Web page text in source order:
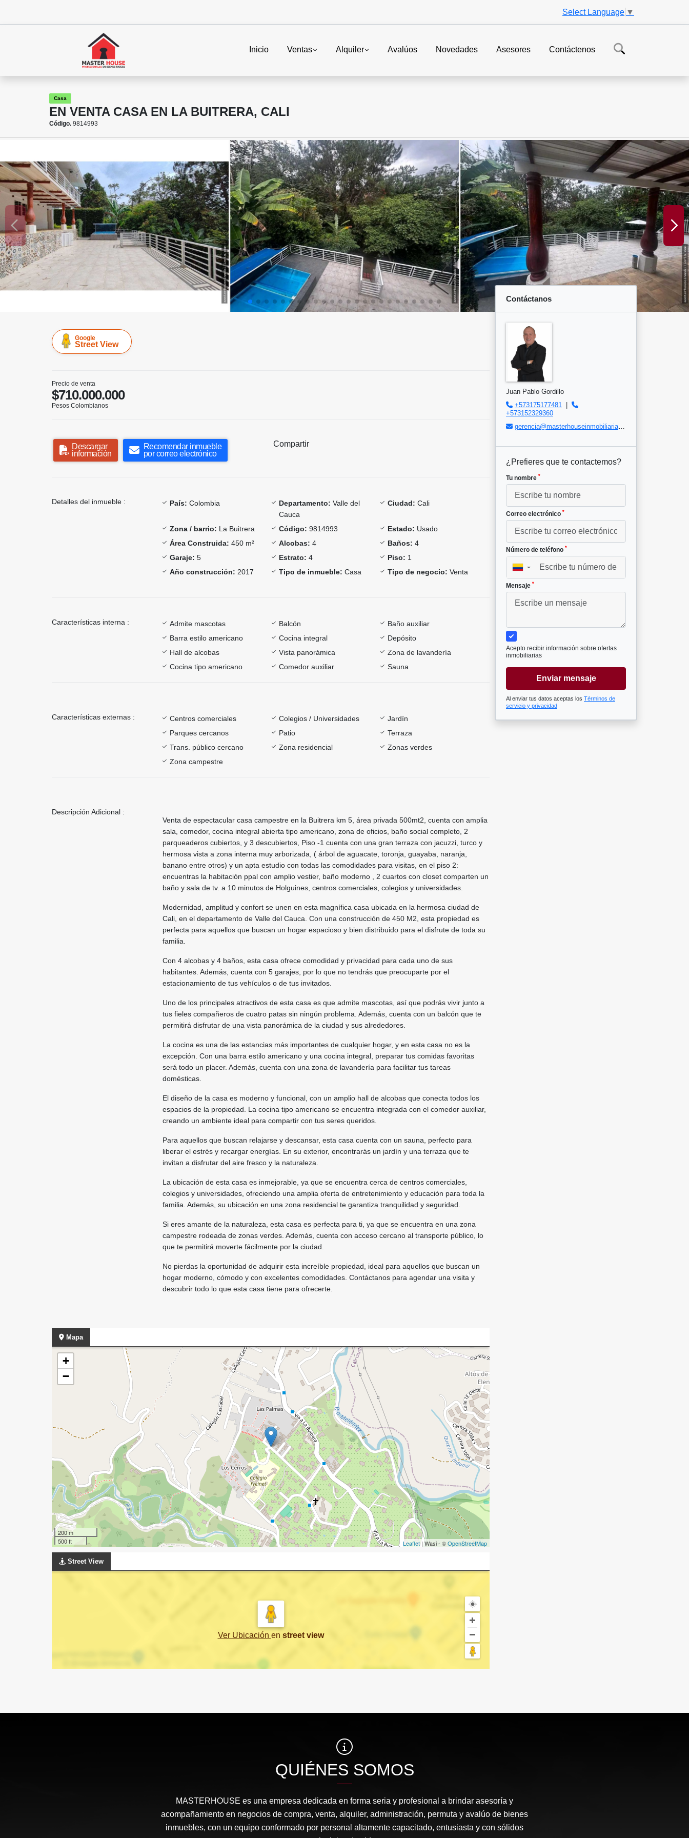
Select Language ▼
Inicio Ventas Alquiler Avalúos Novedades Asesores Contáctenos
Casa
EN VENTA CASA EN LA BUITRERA, CALI
Código. 9814993
Google
Street View
Precio de venta
$710.000.000
Pesos Colombianos
Descargar
información
Recomendar inmueble
por correo electrónico
Compartir
Detalles del inmueble : País: Colombia Departamento: Valle del
Cauca
Ciudad: Cali
Zona / barrio: La Buitrera Código: 9814993 Estado: Usado
Área Construida: 450 m² Alcobas: 4 Baños: 4
Garaje: 5 Estrato: 4 Piso: 1
Año construcción: 2017 Tipo de inmueble: Casa Tipo de negocio: Venta
Características interna : Admite mascotas Balcón
Baño auxiliar
Barra estilo americano
Cocina integral
Depósito
Hall de alcobas
Vista panorámica
Zona de lavandería
Cocina tipo americano
Comedor auxiliar Sauna
Características externas : Centros comerciales Colegios / Universidades
Jardín
Parques cercanos
Patio
Terraza
Trans. público cercano
Zona residencial
Zonas verdes
Zona campestre
Descripción Adicional :
Venta de espectacular casa campestre en la Buitrera km 5, área privada 500mt2, cuenta con amplia
sala, comedor, cocina integral abierta tipo americano, zona de oficios, baño social completo, 2
parqueaderos cubiertos, y 3 descubiertos, Piso -1 cuenta con una gran terraza con jacuzzi, turco y
hermosa vista a zona interna muy arborizada, ( árbol de aguacate, toronja, guayaba, naranja,
banano entre otros) y un apta estudio con todas las comodidades para visitas, en el piso 2:
encuentras la habitación ppal con amplio vestier, baño moderno , 2 cuartos con closet comparten un
baño y sala de tv. a 10 minutos de Holguines, centros comerciales, colegios y universidades.
Modernidad, amplitud y confort se unen en esta magnífica casa ubicada en la hermosa ciudad de
Cali, en el departamento de Valle del Cauca. Con una construcción de 450 M2, esta propiedad es
perfecta para aquellos que buscan un hogar espacioso y bien distribuido para el disfrute de toda su
familia.
Con 4 alcobas y 4 baños, esta casa ofrece comodidad y privacidad para cada uno de sus
habitantes. Además, cuenta con 5 garajes, por lo que no tendrás que preocuparte por el
estacionamiento de tus vehículos o de tus invitados.
Uno de los principales atractivos de esta casa es que admite mascotas, así que podrás vivir junto a
tus fieles compañeros de cuatro patas sin ningún problema. Además, cuenta con un balcón que te
permitirá disfrutar de una vista panorámica de la ciudad y sus alrededores.
La cocina es una de las estancias más importantes de cualquier hogar, y en esta casa no es la
excepción. Con una barra estilo americano y una cocina integral, preparar tus comidas favoritas
será todo un placer. Además, cuenta con una zona de lavandería para facilitar tus tareas
domésticas.
El diseño de la casa es moderno y funcional, con un amplio hall de alcobas que conecta todos los
espacios de la propiedad. La cocina tipo americano se encuentra integrada con el comedor auxiliar,
creando un ambiente ideal para compartir con tus seres queridos.
Para aquellos que buscan relajarse y descansar, esta casa cuenta con un sauna, perfecto para
liberar el estrés y recargar energías. En su exterior, encontrarás un jardín y una terraza que te
invitan a disfrutar del aire fresco y la naturaleza.
La ubicación de esta casa es inmejorable, ya que se encuentra cerca de centros comerciales,
colegios y universidades, ofreciendo una amplia oferta de entretenimiento y educación para toda la
familia. Además, su ubicación en una zona residencial te garantiza tranquilidad y seguridad.
Si eres amante de la naturaleza, esta casa es perfecta para ti, ya que se encuentra en una zona
campestre rodeada de zonas verdes. Además, cuenta con acceso cercano al transporte público, lo
que te permitirá moverte fácilmente por la ciudad.
No pierdas la oportunidad de adquirir esta increíble propiedad, ideal para aquellos que buscan un
hogar moderno, cómodo y con excelentes comodidades. Contáctanos para agendar una visita y
descubrir todo lo que esta casa tiene para ofrecerte.
Mapa
+
−
200 m
500 ft
Leaflet| Wasi - ©OpenStreetMap
Street View
Ver Ubicación en street view
Contáctanos
Juan Pablo Gordillo
+573175177481
+573152329360
gerencia@masterhouseinmobiliaria.com
¿Prefieres que te contactemos?
Tu nombre *
Correo electrónico *
Número de teléfono *
▼
Mensaje *
Acepto recibir información sobre ofertas
inmobiliarias
Enviar mensaje
Al enviar tus datos aceptas los Términos de
servicio y privacidad
QUIÉNES SOMOS
MASTERHOUSE es una empresa dedicada en forma seria y profesional a brindar asesoría y
acompañamiento en negocios de compra, venta, alquiler, administración, permuta y avalúo de bienes
inmuebles, con un equipo conformado por personal altamente capacitado, entusiasta y con sólidos